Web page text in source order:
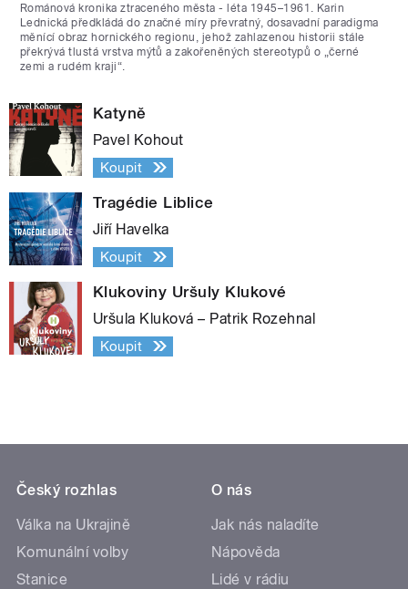
Románová kronika ztraceného města - léta 1945–1961. Karin
Lednická předkládá do značné míry převratný, dosavadní paradigma
měnící obraz hornického regionu, jehož zahlazenou historii stále
překrývá tlustá vrstva mýtů a zakořeněných stereotypů o „černé
zemi a rudém kraji“.
Katyně
Pavel Kohout
Koupit
Tragédie Liblice
Jiří Havelka
Koupit
Klukoviny Uršuly Klukové
Uršula Kluková – Patrik Rozehnal
Koupit
Český rozhlas
Válka na Ukrajině
Komunální volby
Stanice
O nás
Jak nás naladíte
Nápověda
Lidé v rádiu